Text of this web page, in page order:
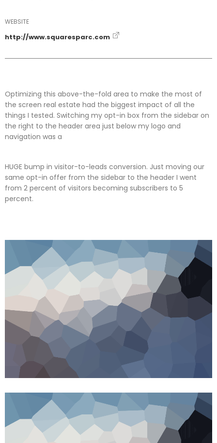
WEBSITE
http://www.squaresparc.com
Optimizing this above-the-fold area to make the most of
the screen real estate had the biggest impact of all the
things I tested. Switching my opt-in box from the sidebar on
the right to the header area just below my logo and
navigation was a
HUGE bump in visitor-to-leads conversion. Just moving our
same opt-in offer from the sidebar to the header I went
from 2 percent of visitors becoming subscribers to 5
percent.